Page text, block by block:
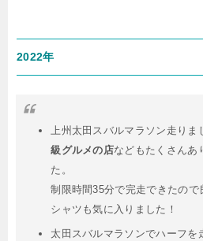
2022年
上州太田スバルマラソン走りま
級グルメの店などもたくさんあ
た。
制限時間35分で完走できたの
シャツも気に入りました！
太田スバルマラソンでハーフを